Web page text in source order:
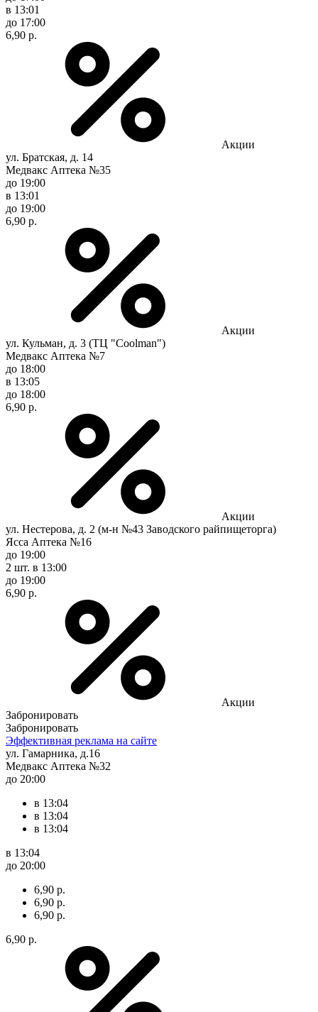
в 13:01
до 17:00
6,90 р.
Акции
ул. Братская, д. 14
Медвакс Аптека №35
до 19:00
в 13:01
до 19:00
6,90 р.
Акции
ул. Кульман, д. 3 (ТЦ "Coolman")
Медвакс Аптека №7
до 18:00
в 13:05
до 18:00
6,90 р.
Акции
ул. Нестерова, д. 2 (м-н №43 Заводского райпищеторга)
Ясса Аптека №16
до 19:00
2 шт. в 13:00
до 19:00
6,90 р.
Акции
Забронировать
Забронировать
Эффективная реклама на сайте
ул. Гамарника, д.16
Медвакс Аптека №32
до 20:00
в 13:04
в 13:04
в 13:04
в 13:04
до 20:00
6,90 р.
6,90 р.
6,90 р.
6,90 р.